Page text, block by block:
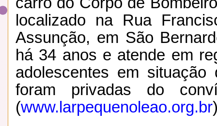
localizado na Rua
Assunção, em São
há 34 anos e atende em
adolescentes em
foram privadas do
(www.larpequenoleao.org.br